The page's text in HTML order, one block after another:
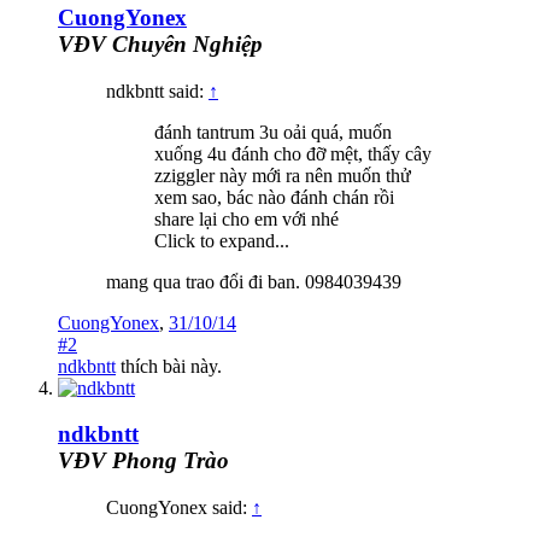
CuongYonex
VĐV Chuyên Nghiệp
ndkbntt said: ↑
đánh tantrum 3u oải quá, muốn
xuống 4u đánh cho đỡ mệt, thấy cây
zziggler này mới ra nên muốn thử
xem sao, bác nào đánh chán rồi
share lại cho em với nhé
Click to expand...
mang qua trao đổi đi ban. 0984039439
CuongYonex, 31/10/14
#2
ndkbntt thích bài này.
ndkbntt
VĐV Phong Trào
CuongYonex said: ↑